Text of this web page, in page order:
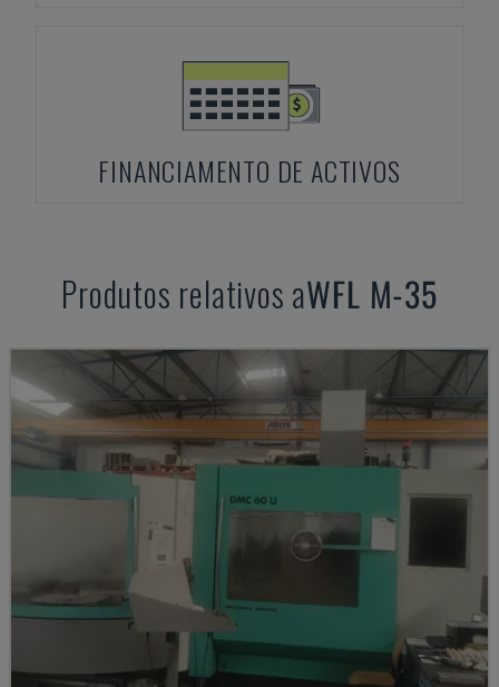
FINANCIAMENTO DE ACTIVOS
Produtos relativos aWFL M-35